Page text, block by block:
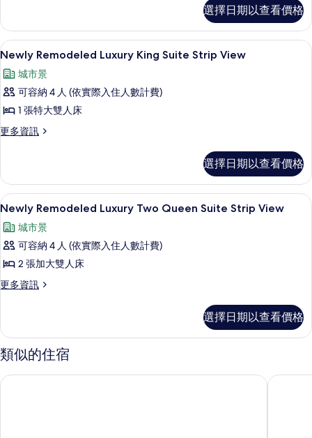
View
的
所
有
相
片
Grand
King
Suite
View
的
情
選擇日期以查看價格
顯
示
Newly
Remodeled
Luxury
King
View
的
所
有
相
片
埃及棉床單、高級寢具、羽絨被、舒適
5
Newly Remodeled Luxury King Suite Strip View
城市景
可容納 4 人 (依實際入住人數計費)
1 張特大雙人床
更多資訊
更
Luxury
King
Suite
View
的
情
選擇日期以查看價格
顯
示
Newly
Remodeled
Luxury
Two
Strip
View
的
所
6
Newly Remodeled Luxury Two Queen Suite Strip View
城市景
可容納 4 人 (依實際入住人數計費)
2 張加大雙人床
更多資訊
更
Luxury
Two
Queen
Strip
選擇日期以查看價格
類似的住宿
皇宮渡假村賭場飯店 巴黎拉